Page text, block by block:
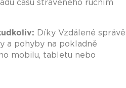
času stráveného ručním
Díky Vzdálené správě
a pohyby na pokladně
mobilu, tabletu nebo